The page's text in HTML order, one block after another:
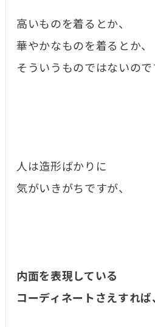
高いものを着るとか、
華やかなものを着るとか、
そういうものではないので
人は造形ばかりに
気がいきがちですが、
内面を表現している
コーディネートさえすれば